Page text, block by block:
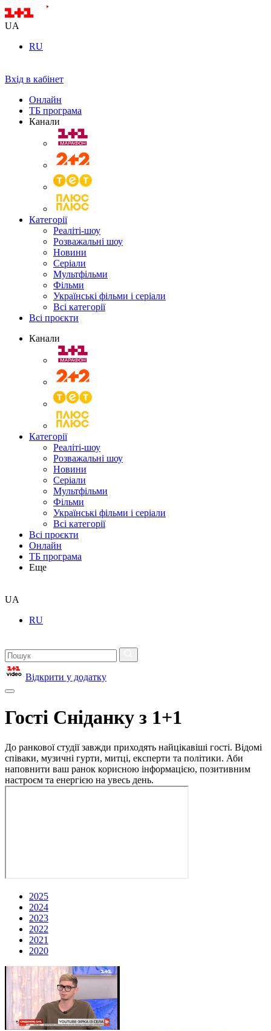
UA
RU
Вхід в кабінет
Онлайн
ТБ програма
Канали
Категорії
Реаліті-шоу
Розважальні шоу
Новини
Серіали
Мультфільми
Фільми
Українські фільми і серіали
Всі категорії
Всі проєкти
Канали
Категорії
Реаліті-шоу
Розважальні шоу
Новини
Серіали
Мультфільми
Фільми
Українські фільми і серіали
Всі категорії
Всі проєкти
Онлайн
ТБ програма
Еще
UA
RU
Відкрити у додатку
Гості Сніданку з 1+1
До ранкової студії завжди приходять найцікавіші гості. Відомі
співаки, музичні гурти, митці, експерти та політики. Аби
наповнити ваш ранок корисною інформацією, позитивним
настроєм та енергією на увесь день.
2025
2024
2023
2022
2021
2020